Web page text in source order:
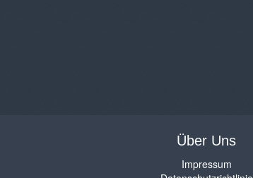
Über Uns
Impressum